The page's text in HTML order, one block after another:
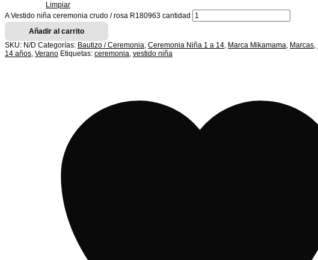
Limpiar
A Vestido niña ceremonia crudo / rosa R180963 cantidad
Añadir al carrito
SKU: N/D Categorías: Bautizo / Ceremonia, Ceremonia Niña 1 a 14, Marca Mikamama, Marcas,
14 años, Verano Etiquetas: ceremonia, vestido niña